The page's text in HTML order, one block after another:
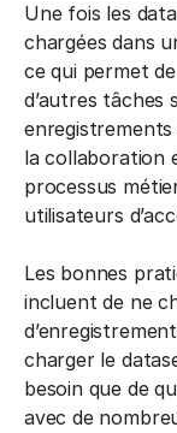
Une fois les
chargées dans
ce qui permet
d’autres tâches
enregistrements
la collaboration
processus
utilisateurs
Les bonnes
incluent de ne
charger le
besoin que de
avec de